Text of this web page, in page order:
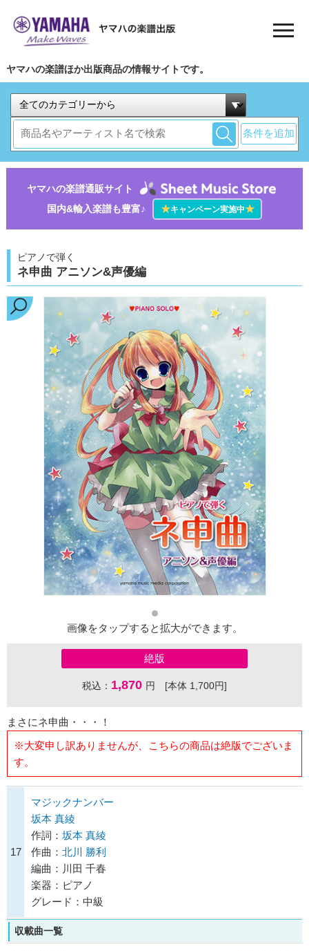
ヤマハの楽譜ほか出版商品の情報サイトです。
条件を追加
ヤマハの楽譜通販サイト
国内&輸入楽譜も豊富♪
★キャンペーン実施中★
ピアノで弾く
ネ申曲 アニソン&声優編
画像をタップすると拡大ができます。
絶版
税込： 1,870 円 [本体 1,700円]
まさにネ申曲・・・！
※大変申し訳ありませんが、こちらの商品は絶版でございま
す。
17
マジックナンバー
坂本 真綾
作詞： 坂本 真綾
作曲： 北川 勝利
編曲：川田 千春
楽器：ピアノ
グレード：中級
収載曲一覧